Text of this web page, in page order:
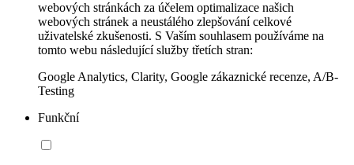
webových stránkách za účelem optimalizace našich
webových stránek a neustálého zlepšování celkové
uživatelské zkušenosti. S Vaším souhlasem používáme na
tomto webu následující služby třetích stran:
Google Analytics, Clarity, Google zákaznické recenze, A/B-
Testing
Funkční